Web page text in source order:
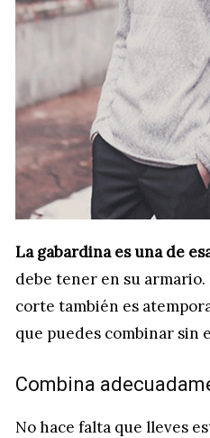
La gabardina es una de
debe tener en su armario.
corte también es
que puedes combinar sin
Combina
No hace falta que lleves